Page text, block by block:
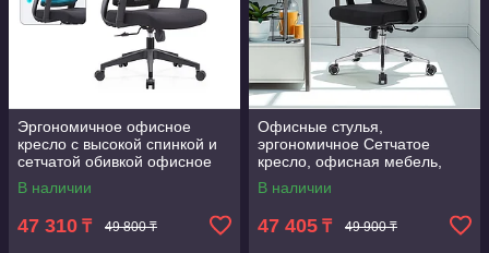
Эргономичное офисное
кресло с высокой спинкой и
сетчатой обивкой офисное
кресло с регулируемой
поясничной поддержкой д
В наличии
47 310 ₸ 49 800 ₸
Офисные стулья,
эргономичное Сетчатое
кресло, офисная мебель,
компьютерное кресло
В наличии
47 405 ₸ 49 900 ₸